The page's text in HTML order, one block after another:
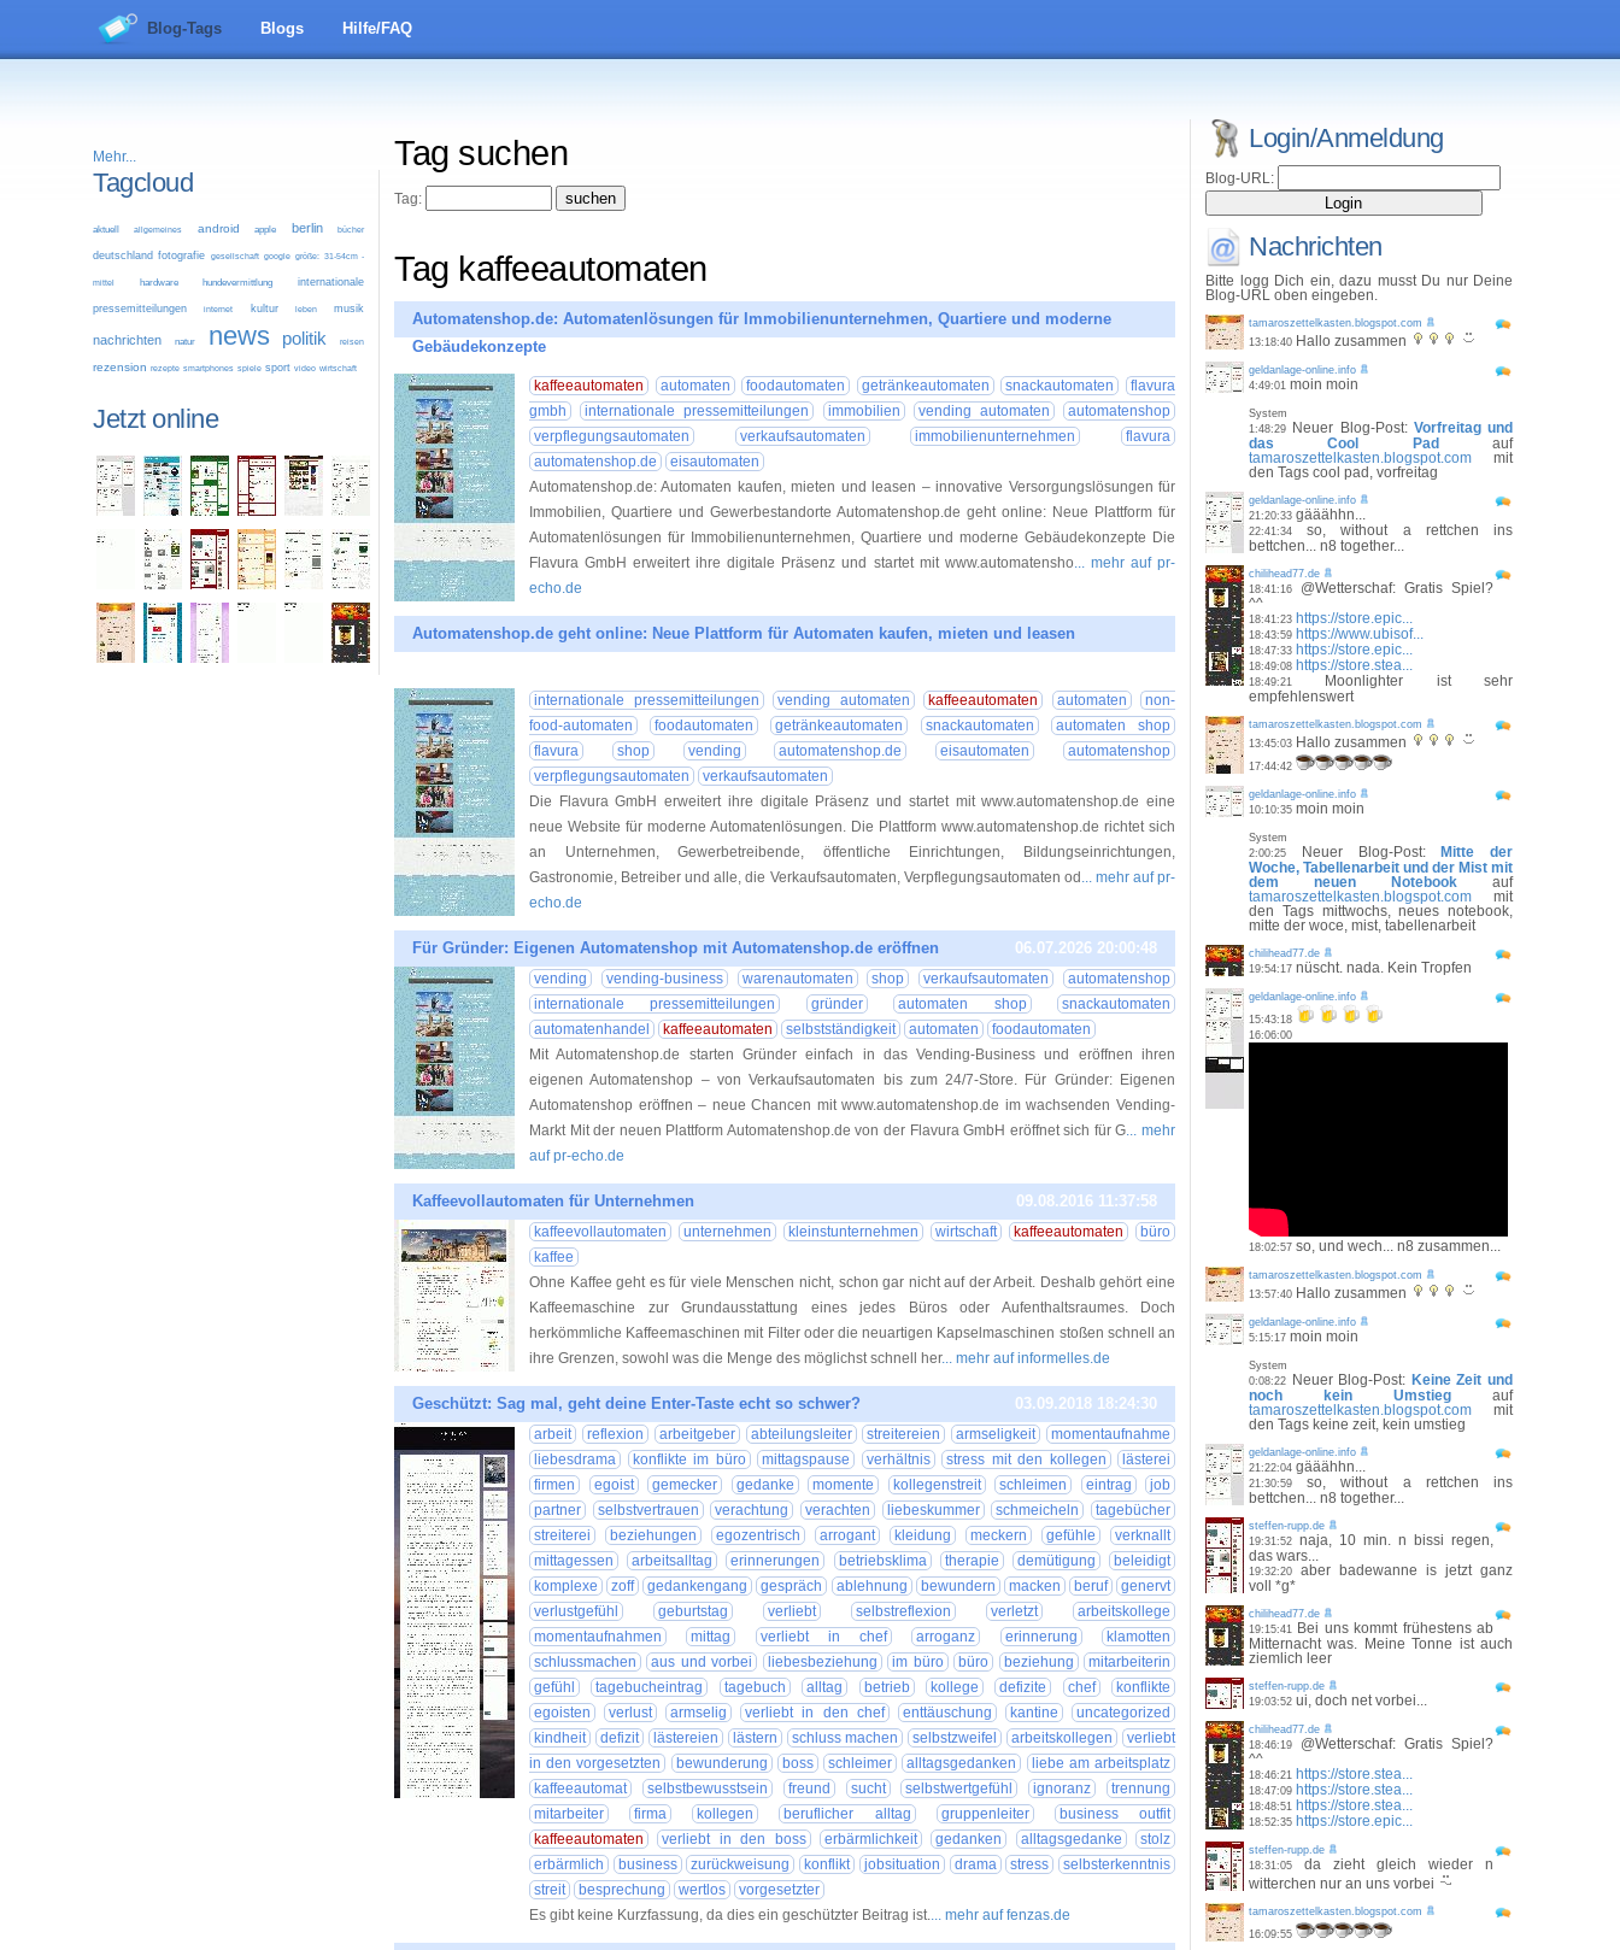
Blog-Tags Blogs Hilfe/FAQ
Mehr...
Tagcloud
aktuell allgemeines android apple berlin bücher
deutschland fotografie gesellschaft google größe: 31-54cm -
mittel hardware hundevermittlung internationale
pressemitteilungen internet kultur leben musik
nachrichten natur news politik reisen
rezension rezepte smartphones spiele sport video wirtschaft
Jetzt online
Tag suchen
Tag:
Tag kaffeeautomaten
Automatenshop.de: Automatenlösungen für Immobilienunternehmen, Quartiere und moderne
Gebäudekonzepte
kaffeeautomaten automaten foodautomaten getränkeautomaten snackautomaten
flavura
gmbh
internationale pressemitteilungen immobilien vending automaten
automatenshop
verpflegungsautomaten
verkaufsautomaten immobilienunternehmen
flavura
automatenshop.de
eisautomaten
Automatenshop.de: Automaten kaufen, mieten und leasen – innovative Versorgungslösungen für
Immobilien, Quartiere und Gewerbestandorte Automatenshop.de geht online: Neue Plattform für
Automatenlösungen für Immobilienunternehmen, Quartiere und moderne Gebäudekonzepte Die
Flavura GmbH erweitert ihre digitale Präsenz und startet mit www.automatensho... mehr auf pr-
echo.de
Automatenshop.de geht online: Neue Plattform für Automaten kaufen, mieten und leasen
internationale pressemitteilungen vending automaten kaffeeautomaten automaten
non-
food-automaten
foodautomaten getränkeautomaten snackautomaten
automaten shop
flavura
shop vending automatenshop.de eisautomaten
automatenshop
verpflegungsautomaten
verkaufsautomaten
Die Flavura GmbH erweitert ihre digitale Präsenz und startet mit www.automatenshop.de eine
neue Website für moderne Automatenlösungen. Die Plattform www.automatenshop.de richtet sich
an Unternehmen, Gewerbetreibende, öffentliche Einrichtungen, Bildungseinrichtungen,
Gastronomie, Betreiber und alle, die Verkaufsautomaten, Verpflegungsautomaten od ... mehr auf pr-
echo.de
Für Gründer: Eigenen Automatenshop mit Automatenshop.de eröffnen 06.07.2026 20:00:48
vending vending-business warenautomaten shop verkaufsautomaten
automatenshop
internationale pressemitteilungen
gründer automaten shop
snackautomaten
automatenhandel
kaffeeautomaten selbstständigkeit automaten
foodautomaten
Mit Automatenshop.de starten Gründer einfach in das Vending-Business und eröffnen ihren
eigenen Automatenshop – von Verkaufsautomaten bis zum 24/7-Store. Für Gründer: Eigenen
Automatenshop eröffnen – neue Chancen mit www.automatenshop.de im wachsenden Vending-
Markt Mit der neuen Plattform Automatenshop.de von der Flavura GmbH eröffnet sich für G... mehr
auf pr-echo.de
Kaffeevollautomaten für Unternehmen 09.08.2016 11:37:58
kaffeevollautomaten unternehmen kleinstunternehmen wirtschaft kaffeeautomaten
büro
kaffee
Ohne Kaffee geht es für viele Menschen nicht, schon gar nicht auf der Arbeit. Deshalb gehört eine
Kaffeemaschine zur Grundausstattung eines jedes Büros oder Aufenthaltsraumes. Doch
herkömmliche Kaffeemaschinen mit Filter oder die neuartigen Kapselmaschinen stoßen schnell an
ihre Grenzen, sowohl was die Menge des möglichst schnell her... mehr auf informelles.de
Geschützt: Sag mal, geht deine Enter-Taste echt so schwer? 03.09.2018 18:24:30
arbeit reflexion arbeitgeber abteilungsleiter streitereien armseligkeit
momentaufnahme
liebesdrama
konflikte im büro mittagspause verhältnis stress mit den kollegen
lästerei
firmen
egoist gemecker gedanke momente kollegenstreit schleimen eintrag
job
partner
selbstvertrauen verachtung verachten liebeskummer schmeicheln
tagebücher
streiterei
beziehungen egozentrisch arrogant kleidung meckern gefühle
verknallt
mittagessen
arbeitsalltag erinnerungen betriebsklima therapie demütigung
beleidigt
komplexe
zoff gedankengang gespräch ablehnung bewundern macken beruf
genervt
verlustgefühl
geburtstag verliebt selbstreflexion verletzt
arbeitskollege
momentaufnahmen
mittag verliebt in chef arroganz erinnerung
klamotten
schlussmachen
aus und vorbei liebesbeziehung im büro büro beziehung
mitarbeiterin
gefühl
tagebucheintrag tagebuch alltag betrieb kollege defizite chef
konflikte
egoisten
verlust armselig verliebt in den chef enttäuschung kantine
uncategorized
kindheit
defizit lästereien lästern schluss machen selbstzweifel arbeitskollegen
verliebt
in den vorgesetzten
bewunderung boss schleimer alltagsgedanken
liebe am arbeitsplatz
kaffeeautomat
selbstbewusstsein freund sucht selbstwertgefühl ignoranz
trennung
mitarbeiter
firma kollegen beruflicher alltag gruppenleiter
business outfit
kaffeeautomaten
verliebt in den boss erbärmlichkeit gedanken alltagsgedanke
stolz
erbärmlich
business zurückweisung konflikt jobsituation drama stress
selbsterkenntnis
streit
besprechung wertlos
vorgesetzter
Es gibt keine Kurzfassung, da dies ein geschützter Beitrag ist.... mehr auf fenzas.de
Login/Anmeldung
Blog-URL:
Nachrichten
Bitte logg Dich ein, dazu musst Du nur Deine
Blog-URL oben eingeben.
tamaroszettelkasten.blogspot.com
13:18:40 Hallo zusammen
geldanlage-online.info
4:49:01 moin moin
System
1:48:29
Neuer Blog-Post: Vorfreitag und
das Cool Pad
auf
tamaroszettelkasten.blogspot.com mit
den Tags cool pad, vorfreitag
geldanlage-online.info
21:20:33 gääähhn...
22:41:34so, without a rettchen ins
bettchen... n8 together...
chilihead77.de
18:41:16 @Wetterschaf: Gratis Spiel?
^^
18:41:23 https://store.epic...
18:43:59 https://www.ubisof...
18:47:33 https://store.epic...
18:49:08 https://store.stea...
18:49:21
Moonlighter ist sehr
empfehlenswert
tamaroszettelkasten.blogspot.com
13:45:03 Hallo zusammen
17:44:42
geldanlage-online.info
10:10:35 moin moin
System
2:00:25
Neuer Blog-Post:
Mitte der
Woche, Tabellenarbeit und der Mist mit
dem neuen Notebook auf
tamaroszettelkasten.blogspot.com mit
den Tags mittwochs, neues notebook,
mitte der woce, mist, tabellenarbeit
chilihead77.de
19:54:17 nüscht. nada. Kein Tropfen
geldanlage-online.info
15:43:18
16:06:00
18:02:57 so, und wech... n8 zusammen...
tamaroszettelkasten.blogspot.com
13:57:40 Hallo zusammen
geldanlage-online.info
5:15:17 moin moin
System
0:08:22
Neuer Blog-Post: Keine Zeit und
noch kein Umstieg auf
tamaroszettelkasten.blogspot.com mit
den Tags keine zeit, kein umstieg
geldanlage-online.info
21:22:04 gääähhn...
21:30:59so, without a rettchen ins
bettchen... n8 together...
steffen-rupp.de
19:31:52 naja, 10 min. n bissi regen,
das wars...
19:32:20 aber badewanne is jetzt ganz
voll *g*
chilihead77.de
19:15:41 Bei uns kommt frühestens ab
Mitternacht was. Meine Tonne ist auch
ziemlich leer
steffen-rupp.de
19:03:52 ui, doch net vorbei...
chilihead77.de
18:46:19 @Wetterschaf: Gratis Spiel?
^^
18:46:21 https://store.stea...
18:47:09 https://store.stea...
18:48:51 https://store.stea...
18:52:35 https://store.epic...
steffen-rupp.de
18:31:05 da zieht gleich wieder n
witterchen nur an uns vorbei
tamaroszettelkasten.blogspot.com
16:09:55